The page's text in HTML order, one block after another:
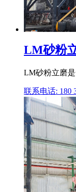
LM砂粉
LM砂粉立磨
联系电话: 180